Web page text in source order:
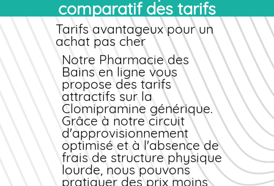
principe actif, associé
à des excipients
standards (cellulose,
amidon, stéarate de
magnésium). Ces
composants
garantissent la
stabilité du
médicament et son
absorption optimale
dans le tractus
digestif.
compulsif (TOC) ;
Épisodes dépressifs
majeurs ;
Attaques de panique ;
Phobies sociales ;
Douleurs
neuropathiques
chroniques ;
Énurésie nocturne chez
l'enfant (après 5 ans).
Délais et durée du
traitement
L'amélioration
symptomatique se
manifeste
comparatif des tarifs
Tarifs avantageux pour un
achat pas cher
Notre Pharmacie des
Bains en ligne vous
propose des tarifs
attractifs sur la
Clomipramine générique.
Grâce à notre circuit
d'approvisionnement
optimisé et à l'absence de
frais de structure physique
lourde, nous pouvons
pratiquer des prix moins